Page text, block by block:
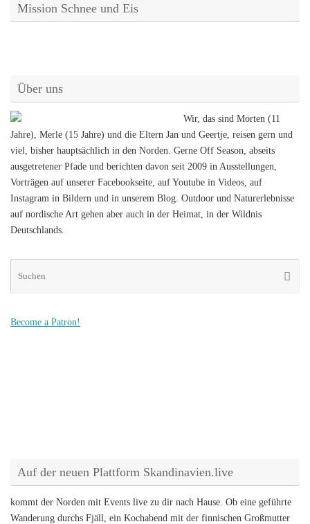
Mission Schnee und Eis
Über uns
Wir, das sind Morten (11
Jahre), Merle (15 Jahre) und die Eltern Jan und Geertje, reisen gern und
viel, bisher hauptsächlich in den Norden. Gerne Off Season, abseits
ausgetretener Pfade und berichten davon seit 2009 in Ausstellungen,
Vorträgen auf unserer Facebookseite, auf Youtube in Videos, auf
Instagram in Bildern und in unserem Blog. Outdoor und Naturerlebnisse
auf nordische Art gehen aber auch in der Heimat, in der Wildnis
Deutschlands.
Become a Patron!
Auf der neuen Plattform Skandinavien.live
kommt der Norden mit Events live zu dir nach Hause. Ob eine geführte
Wanderung durchs Fjäll, ein Kochabend mit der finnischen Großmutter